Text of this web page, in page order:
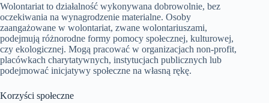
Wolontariat to działalność wykonywana dobrowolnie, bez
oczekiwania na wynagrodzenie materialne. Osoby
zaangażowane w wolontariat, zwane wolontariuszami,
podejmują różnorodne formy pomocy społecznej, kulturowej,
czy ekologicznej. Mogą pracować w organizacjach non-profit,
placówkach charytatywnych, instytucjach publicznych lub
podejmować inicjatywy społeczne na własną rękę.
Korzyści społeczne